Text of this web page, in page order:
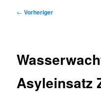
Beitragsnavigation
← Vorheriger
Asyleinsatz